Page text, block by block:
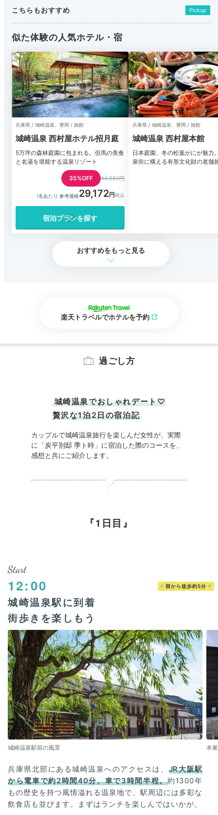
こちらもおすすめ Pickup
似た体験の人気ホテル・宿
兵庫県 / 城崎温泉、豊岡 / 旅館
城崎温泉 西村屋ホテル招月庭
5万坪の森林庭園に包まれる。但馬の美食
と名湯を堪能する温泉リゾート
35%OFF 44,880円
1名あたり 参考価格29,172
宿泊プランを探す
兵庫県 / 城崎温泉、豊岡 / 旅館
城崎温泉 西村屋本館
日本庭園、冬の松葉がにが魅力
泉街に構える有形文化財の老舗
おすすめをもっと見る
楽天トラベルでホテルを予約
過ごし方
城崎温泉でおしゃれデート♡
贅沢な1泊2日の宿泊記
カップルで城崎温泉旅行を楽しんだ女性が、実際
に「炭平別邸 季ト時」に宿泊した際のコースを、
感想と共にご紹介します。
1日目
Start
12:00 宿から徒歩約5分
城崎温泉駅に到着
街歩きを楽しもう
城崎温泉駅前の風景 本
兵庫県北部にある城崎温泉へのアクセスは、 JR大阪駅
から電車で約2時間40分、車で3時間半程。約1300年
もの歴史を持つ風情溢れる温泉地で、駅周辺には多彩な
飲食店も並びます。まずはランチを楽しんではいかが。